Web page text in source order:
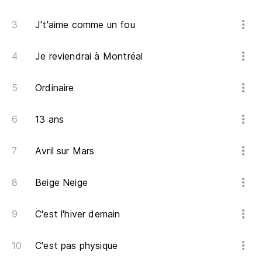
J't'aime comme un fou
Je reviendrai à Montréal
Ordinaire
13 ans
Avril sur Mars
Beige Neige
C'est l'hiver demain
C'est pas physique